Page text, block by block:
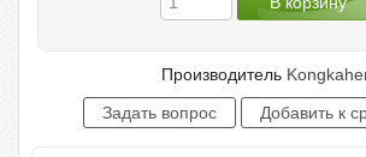
Производитель